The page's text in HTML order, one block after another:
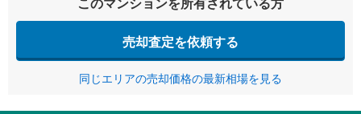
売却査定を依頼する
同じエリアの売却価格の最新相場を見る